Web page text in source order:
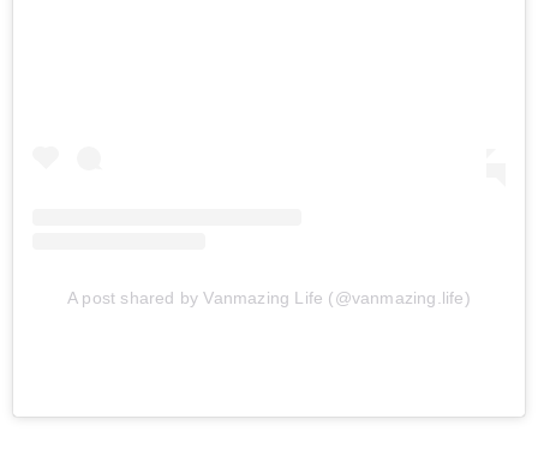
A post shared by Vanmazing Life (@vanmazing.life)